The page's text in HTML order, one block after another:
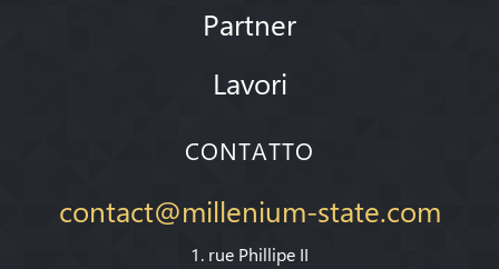
Partner
Lavori
CONTATTO
contact@millenium-state.com
1. rue Phillipe II